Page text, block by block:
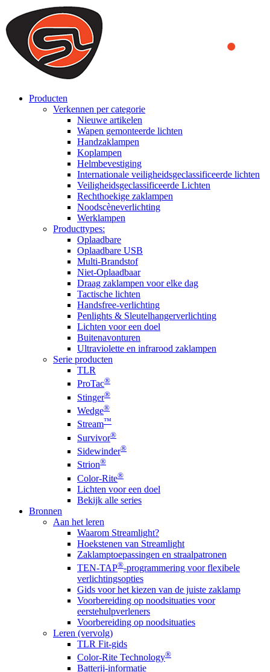
We use cookies to ensure that we provide you the best experience
on our website. By continuing to browse this website, you accept
that cookies are used to help us analyze how the website is used and
to offer you a better experience. To learn more or to find out how
you can disable cookies, you can access our
Producten
Verkennen per categorie
Nieuwe artikelen
Wapen gemonteerde lichten
Handzaklampen
Koplampen
Helmbevestiging
Internationale veiligheidsgeclassificeerde lichten
Veiligheidsgeclassificeerde Lichten
Rechthoekige zaklampen
Noodscèneverlichting
Werklampen
Producttypes:
Oplaadbare
Oplaadbare USB
Multi-Brandstof
Niet-Oplaadbaar
Draag zaklampen voor elke dag
Tactische lichten
Handsfree-verlichting
Penlights & Sleutelhangerverlichting
Lichten voor een doel
Buitenavonturen
Ultraviolette en infrarood zaklampen
Serie producten
TLR
ProTac®
Stinger®
Wedge®
Stream™
Survivor®
Sidewinder®
Strion®
Color-Rite®
Lichten voor een doel
Bekijk alle series
Bronnen
Aan het leren
Waarom Streamlight?
Hoekstenen van Streamlight
Zaklamptoepassingen en straalpatronen
TEN-TAP®-programmering voor flexibele
verlichtingsopties
Gids voor het kiezen van de juiste zaklamp
Voorbereiding op noodsituaties voor
eerstehulpverleners
Voorbereiding op noodsituaties
Leren (vervolg)
TLR Fit-gids
Color-Rite Technology®
Batterij-informatie